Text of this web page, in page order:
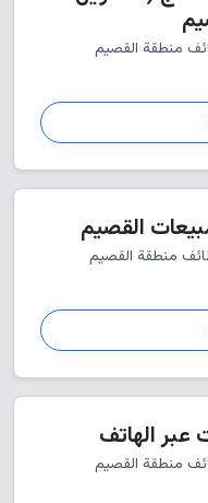
منطقة القصيم
القصيم
منطقة القصيم
الهاتف
منطقة القصيم